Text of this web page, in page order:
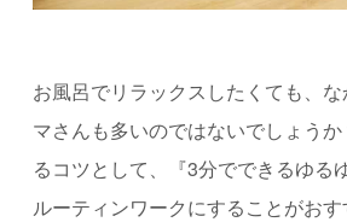
お風呂でリラックスしたくても、
マさんも多いのではないでしょうか
るコツとして、『3分でできるゆる
ルーティンワークにすることがおす